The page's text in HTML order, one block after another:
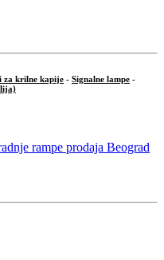
za krilne kapije - Signalne lampe -